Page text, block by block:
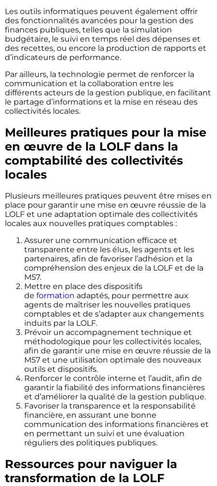
Les outils informatiques peuvent également offrir
des fonctionnalités avancées pour la gestion des
finances publiques, telles que la simulation
budgétaire, le suivi en temps réel des dépenses et
des recettes, ou encore la production de rapports et
d’indicateurs de performance.
Par ailleurs, la technologie permet de renforcer la
communication et la collaboration entre les
différents acteurs de la gestion publique, en facilitant
le partage d’informations et la mise en réseau des
collectivités locales.
Meilleures pratiques pour la mise
en œuvre de la LOLF dans la
comptabilité des collectivités
locales
Plusieurs meilleures pratiques peuvent être mises en
place pour garantir une mise en œuvre réussie de la
LOLF et une adaptation optimale des collectivités
locales aux nouvelles pratiques comptables :
Assurer une communication efficace et
transparente entre les élus, les agents et les
partenaires, afin de favoriser l’adhésion et la
compréhension des enjeux de la LOLF et de la
M57.
Mettre en place des dispositifs
de formation adaptés, pour permettre aux
agents de maîtriser les nouvelles pratiques
comptables et de s’adapter aux changements
induits par la LOLF.
Prévoir un accompagnement technique et
méthodologique pour les collectivités locales,
afin de garantir une mise en œuvre réussie de la
M57 et une utilisation optimale des nouveaux
outils et dispositifs.
Renforcer le contrôle interne et l’audit, afin de
garantir la fiabilité des informations financières
et d’améliorer la qualité de la gestion publique.
Favoriser la transparence et la responsabilité
financière, en assurant une bonne
communication des informations financières et
en permettant un suivi et une évaluation
réguliers des politiques publiques.
Ressources pour naviguer la
transformation de la LOLF